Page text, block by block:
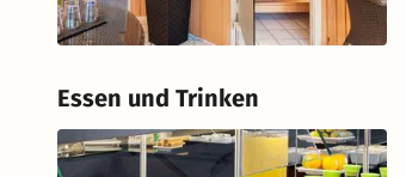
Essen und Trinken